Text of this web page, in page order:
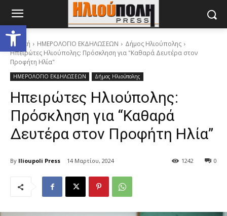
Ανοίξτε τη γραμμή εργαλείων
Αρχική ΗΜΕΡΟΛΟΓΙΟ ΕΚΔΗΛΩΣΕΩΝ
Δήμος Ηλιούπολης
Ηπειρώτες Ηλιούπολης: Πρόσκληση για "Καθαρά Δευτέρα στον
Προφήτη Ηλία"
ΗΜΕΡΟΛΟΓΙΟ ΕΚΔΗΛΩΣΕΩΝ Δήμος Ηλιούπολης
Ηπειρώτες Ηλιούπολης:
Πρόσκληση για “Καθαρά
Δευτέρα στον Προφήτη Ηλία”
By Ilioupoli Press 14 Μαρτίου, 2024 0
1242